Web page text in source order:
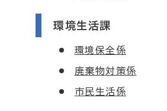
環境生活課
環境保全係
廃棄物対策係
市民生活係